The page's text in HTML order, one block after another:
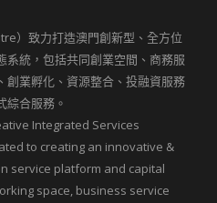
）致力打造澳門創新型、全方位
系統，包括共同創業空間、商務服
創業孵化、資源整合、投融資服務
綜合服務。
Integrated Services
to creating an innovative &
service platform and capital
space, business service